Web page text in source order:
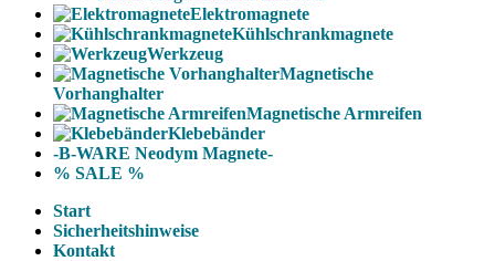
Elektromagnete
Kühlschrankmagnete
Werkzeug
Magnetische
Vorhanghalter
Magnetische Armreifen
Klebebänder
-B-WARE Neodym Magnete-
% SALE %
Start
Sicherheitshinweise
Kontakt